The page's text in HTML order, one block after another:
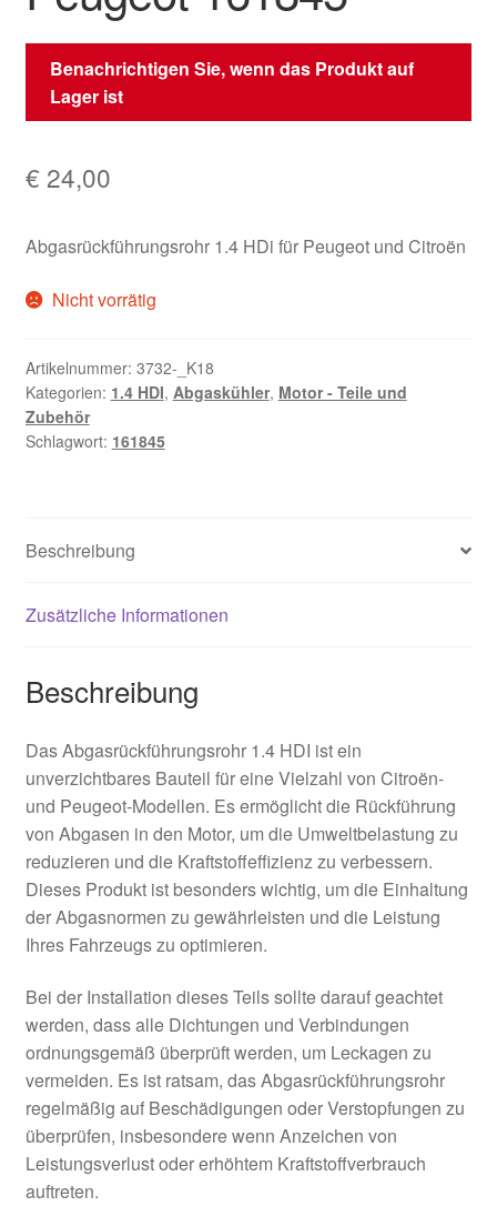
Benachrichtigen Sie, wenn das Produkt auf
Lager ist
€ 24,00
Abgasrückführungsrohr 1.4 HDi für Peugeot und Citroën
Nicht vorrätig
Artikelnummer: 3732-_K18
Kategorien: 1.4 HDI, Abgaskühler, Motor - Teile und
Zubehör
Schlagwort: 161845
Beschreibung
Zusätzliche Informationen
Beschreibung
Das Abgasrückführungsrohr 1.4 HDI ist ein
unverzichtbares Bauteil für eine Vielzahl von Citroën-
und Peugeot-Modellen. Es ermöglicht die Rückführung
von Abgasen in den Motor, um die Umweltbelastung zu
reduzieren und die Kraftstoffeffizienz zu verbessern.
Dieses Produkt ist besonders wichtig, um die Einhaltung
der Abgasnormen zu gewährleisten und die Leistung
Ihres Fahrzeugs zu optimieren.
Bei der Installation dieses Teils sollte darauf geachtet
werden, dass alle Dichtungen und Verbindungen
ordnungsgemäß überprüft werden, um Leckagen zu
vermeiden. Es ist ratsam, das Abgasrückführungsrohr
regelmäßig auf Beschädigungen oder Verstopfungen zu
überprüfen, insbesondere wenn Anzeichen von
Leistungsverlust oder erhöhtem Kraftstoffverbrauch
auftreten.